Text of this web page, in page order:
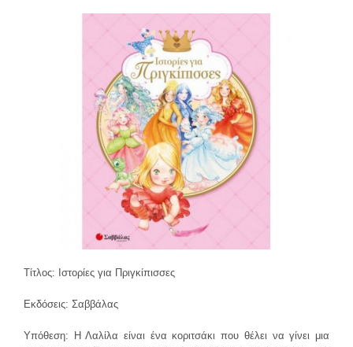
Τίτλος: Ιστορίες για Πριγκίπισσες
Εκδόσεις: Σαββάλας
Υπόθεση: Η Λαλίλα είναι ένα κοριτσάκι που θέλει να γίνει μια